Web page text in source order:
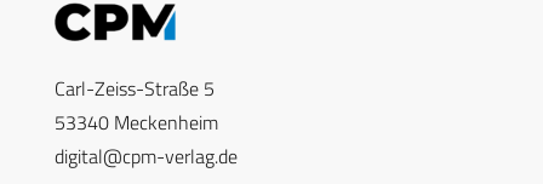
Carl-Zeiss-Straße 5
53340 Meckenheim
digital@cpm-verlag.de